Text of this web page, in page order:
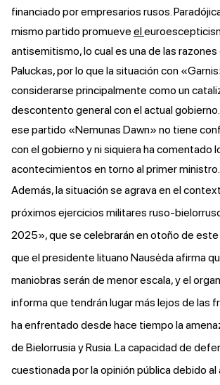
financiado por empresarios rusos.
mismo partido promueve el
antisemitismo, lo cual es una de las
Paluckas, por lo que la situación con
considerarse principalmente como un
descontento general con el actual
ese partido «Nemunas Dawn» no tiene
con el gobierno y ni siquiera ha comentado
acontecimientos en torno al primer ministro.
Además, la situación se agrava en el
próximos ejercicios militares ruso-
2025», que se celebrarán en otoño de este
que el presidente lituano Nausėdaafirma
maniobras serán de menor escala, y el
informaque tendrán lugar más lejos de las
ha enfrentado desde hace tiempo la
de Bielorrusia y Rusia. La capacidad de
cuestionada por la opinión pública debido al